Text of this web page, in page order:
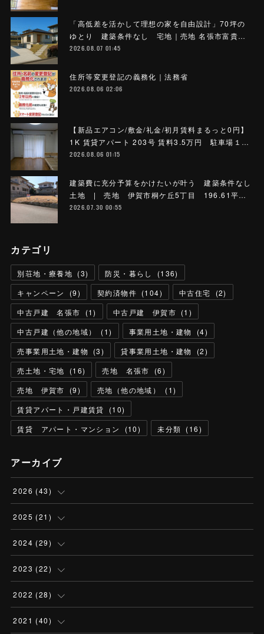
「高低差を活かして理想の家を自由設計」70坪の
ゆとり 建築条件なし 宅地｜売地 名張市富貴…
2026.08.07 01:45
住所等変更登記の義務化｜法務省
2026.08.06 02:06
【新品エアコン/敷金/礼金/初月賃料まるっと0円】
1K 賃貸アパート 203号 賃料3.5万円 駐車場１…
2026.08.06 01:15
建築費に充分予算をかけたいが叶う 建築条件なし
土地 | 売地 伊賀市桐ケ丘5丁目 196.61平…
2026.07.30 00:55
カテゴリ
別荘地・療養地 (3) 防災・暮らし (136)
キャンペーン
(9) 契約済物件 (104) 中古住宅 (2)
中古戸建 名張市
(1) 中古戸建 伊賀市 (1 )
中古戸建（他の地域）
(1) 事業用土地・建物 (4)
売事業用土地・建物
(3) 貸事業用土地・建物 (2)
売土地・宅地
(16) 売地 名張市 (6)
売地 伊賀市
(9) 売地（他の地域） (1)
賃貸アパート・戸建賃貸
(10)
賃貸 アパート・マンション
(10) 未分類 (16)
アーカイブ
2026 (43)
(4 )
(13
(13
(4 )
2025 (21 )
(1)
(2)
(6)
( 4 )
2024 (29)
(3)
(3)
(3)
2023 (22)
(2)
(2)
2022 (28)
(3)
2021 (40)